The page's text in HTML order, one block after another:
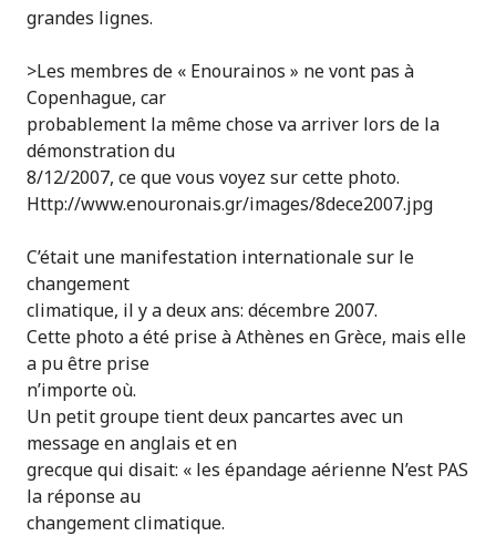
grandes lignes.
>Les membres de « Enourainos » ne vont pas à
Copenhague, car
probablement la même chose va arriver lors de la
démonstration du
8/12/2007, ce que vous voyez sur cette photo.
Http://www.enouronais.gr/images/8dece2007.jpg
C’était une manifestation internationale sur le
changement
climatique, il y a deux ans: décembre 2007.
Cette photo a été prise à Athènes en Grèce, mais elle
a pu être prise
n’importe où.
Un petit groupe tient deux pancartes avec un
message en anglais et en
grecque qui disait: « les épandage aérienne N’est PAS
la réponse au
changement climatique.